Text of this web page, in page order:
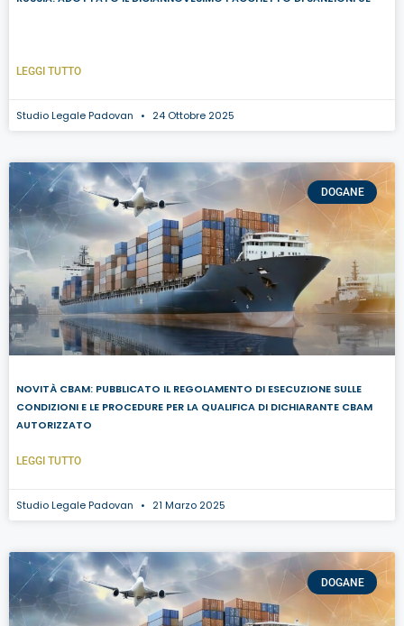
LEGGI TUTTO
Studio Legale Padovan 24 Ottobre 2025
DOGANE
NOVITÀ CBAM: PUBBLICATO IL REGOLAMENTO DI ESECUZIONE SULLE
CONDIZIONI E LE PROCEDURE PER LA QUALIFICA DI DICHIARANTE CBAM
AUTORIZZATO
LEGGI TUTTO
Studio Legale Padovan 21 Marzo 2025
DOGANE